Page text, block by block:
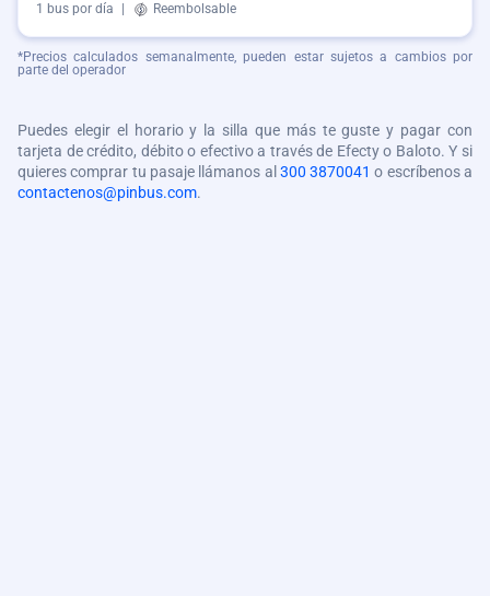
1 bus por día Reembolsable
*Precios calculados semanalmente, pueden estar sujetos a cambios por
parte del operador
Puedes elegir el horario y la silla que más te guste y pagar con
tarjeta de crédito, débito o efectivo a través de Efecty o Baloto. Y si
quieres comprar tu pasaje llámanos al 300 3870041 o escríbenos a
contactenos@pinbus.com.